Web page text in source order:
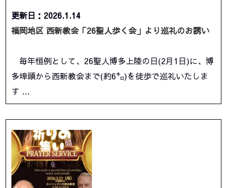
更新日：2026.1.14
福岡地区 西新教会「26聖人歩く会」より巡礼のお誘い
毎年恒例として、26聖人博多上陸の日(2月1日)に、博
多埠頭から西新教会まで(約6㌔)を徒歩で巡礼いたしま
す …